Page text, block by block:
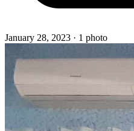
January 28, 2023 · 1 photo